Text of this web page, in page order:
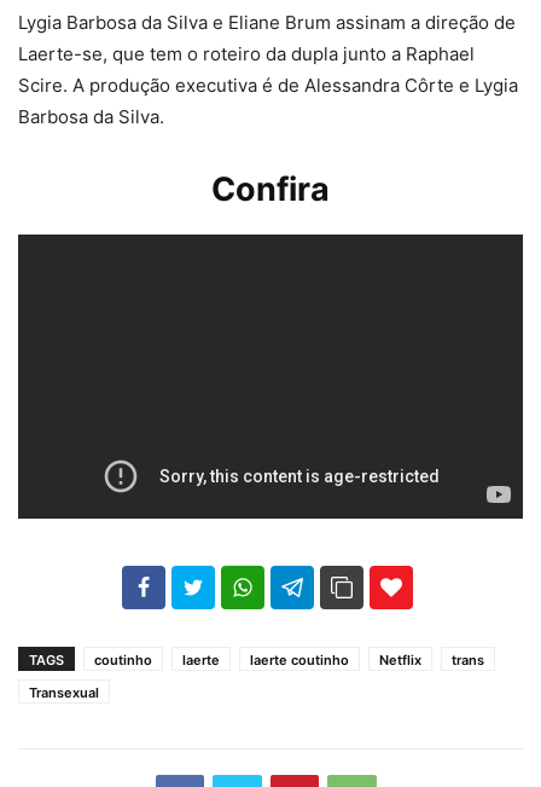
Lygia Barbosa da Silva e Eliane Brum assinam a direção de
Laerte-se, que tem o roteiro da dupla junto a Raphael
Scire. A produção executiva é de Alessandra Côrte e Lygia
Barbosa da Silva.
Confira
102 35
TAGS coutinho laerte laerte coutinho Netflix
trans
Transexual